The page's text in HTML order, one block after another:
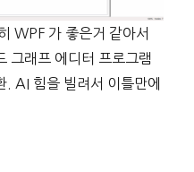
WPF 가 좋은거 같아서
그래프 에디터 프로그램
. AI 힘을 빌려서 이틀만에